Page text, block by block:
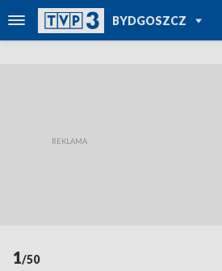
BYDGOSZCZ
TVP REGIONY
1/50